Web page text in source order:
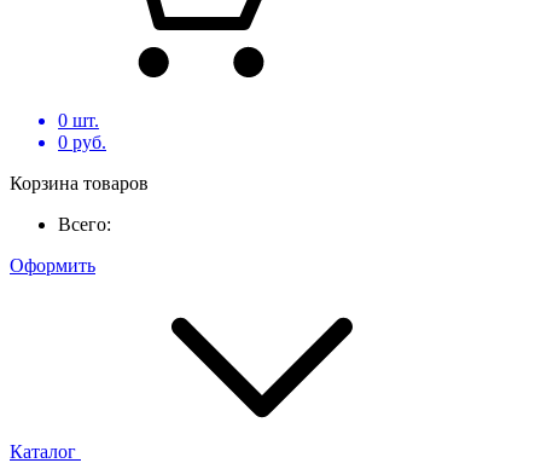
0 шт.
0 руб.
Корзина товаров
Всего:
Оформить
Каталог